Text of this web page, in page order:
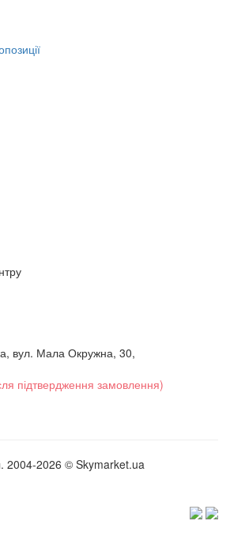
вул. Мала Окружна, 30,
підтвердження замовлення)
2026 © Skymarket.ua